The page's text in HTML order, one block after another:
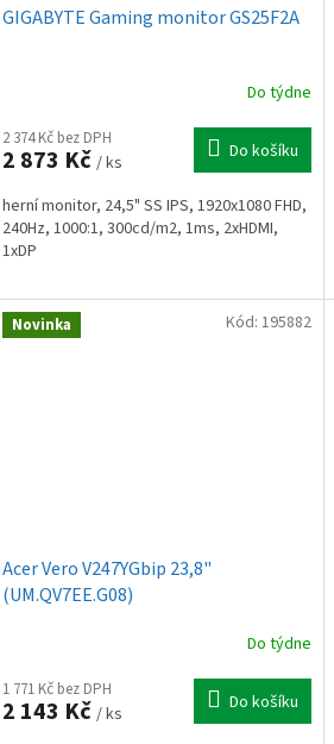
GIGABYTE Gaming monitor GS25F2A
Do týdne
2 374 Kč bez DPH
2 873 Kč / ks Do košíku
herní monitor, 24,5" SS IPS, 1920x1080 FHD,
240Hz, 1000:1, 300cd/m2, 1ms, 2xHDMI,
1xDP
Novinka
Acer Vero V247YGbip 23,8"
(UM.QV7EE.G08)
Do týdne
1 771 Kč bez DPH
2 143 Kč / ks Do košíku
Kód: 195882